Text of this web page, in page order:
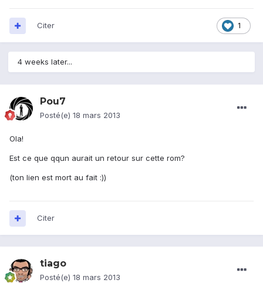
1
Citer
4 weeks later...
Pou7
Posté(e) 18 mars 2013
Ola!
Est ce que qqun aurait un retour sur cette rom?
(ton lien est mort au fait :))
Citer
tiago
Posté(e) 18 mars 2013